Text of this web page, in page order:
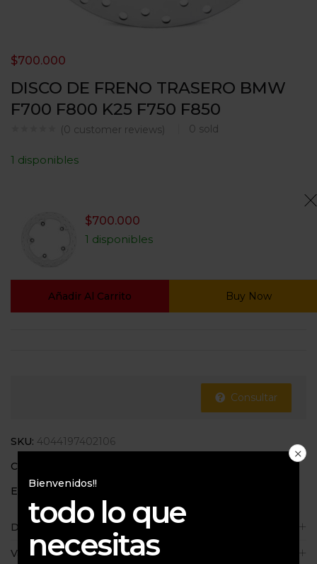
DISCO DE FRENO TRASERO BMW
F700 F800 K25 F750 F850
(0 customer reviews) 0 sold
$700.000
1 disponibles
$700.000
1 disponibles
Añadir Al Carrito Buy Now
Consultar
SKU: 4044197402106
Categorías:
Etiquetas: F700gs
Descripción
Valoraciones (0)
Bienvenidos!!
todo lo que
necesitas